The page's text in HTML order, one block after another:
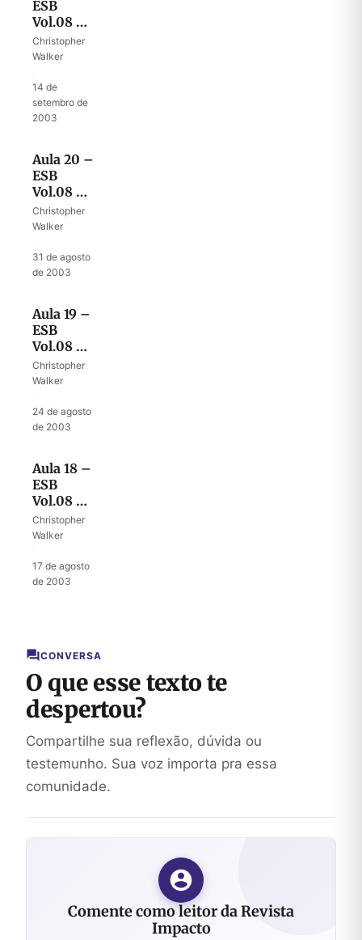
ESB
Vol.08 –
Conhecendo
a
de Deus
Christopher
Walker
14 de
setembro de
2003
Aula 20 –
ESB
Vol.08 –
A hora do
juízo
Christopher
Walker
31 de agosto
de 2003
Aula 19 –
ESB
Vol.08 –
Como
Deus fala
Christopher
Walker
24 de agosto
de 2003
Aula 18 –
ESB
Vol.08 –
Deus
chama
Christopher
Walker
17 de agosto
de 2003
CONVERSA
O que esse texto te
despertou?
Compartilhe sua reflexão, dúvida ou
testemunho. Sua voz importa pra essa
comunidade.
Comente como leitor da Revista
Impacto